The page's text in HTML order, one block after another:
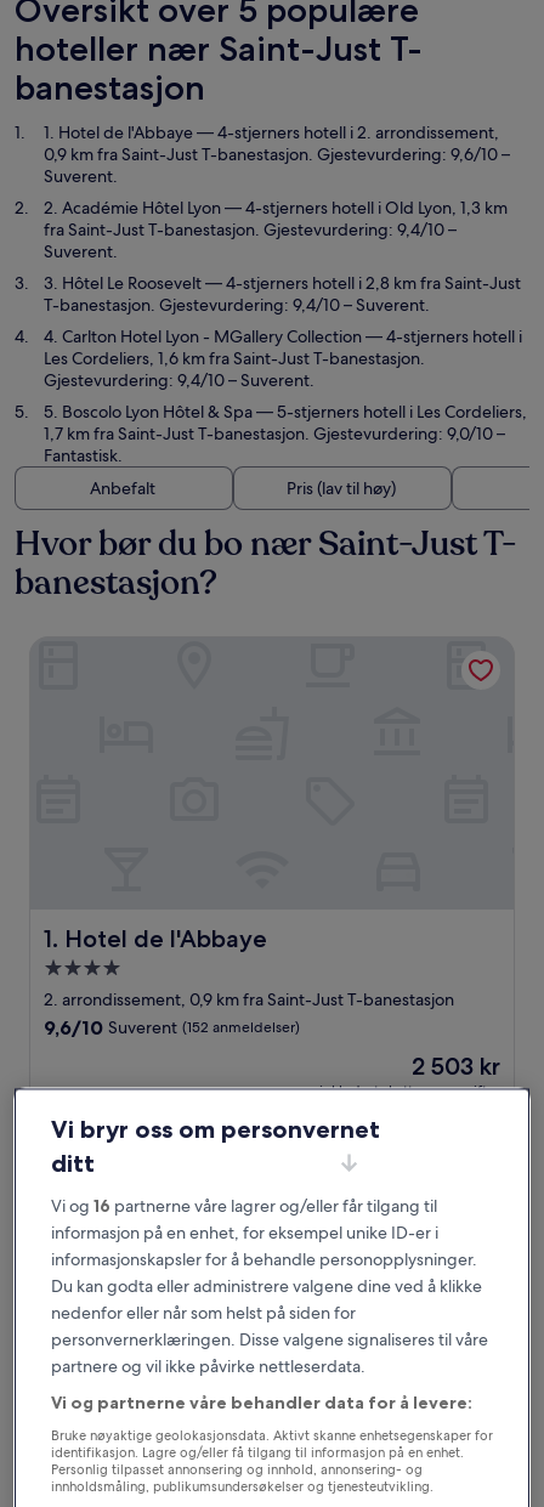
Oversikt over 5 populære
hoteller nær Saint-Just T-
banestasjon
1. Hotel de l'Abbaye— 4-stjerners hotell i 2. arrondissement,
0,9 km fra Saint-Just T-banestasjon. Gjestevurdering: 9,6/10 –
Suverent.
2. Académie Hôtel Lyon— 4-stjerners hotell i Old Lyon, 1,3 km
fra Saint-Just T-banestasjon. Gjestevurdering: 9,4/10 –
Suverent.
3. Hôtel Le Roosevelt— 4-stjerners hotell i 2,8 km fra Saint-Just
T-banestasjon. Gjestevurdering: 9,4/10 – Suverent.
4. Carlton Hotel Lyon - MGallery Collection— 4-stjerners hotell i
Les Cordeliers, 1,6 km fra Saint-Just T-banestasjon.
Gjestevurdering: 9,4/10 – Suverent.
5. Boscolo Lyon Hôtel & Spa— 5-stjerners hotell i Les Cordeliers,
1,7 km fra Saint-Just T-banestasjon. Gjestevurdering: 9,0/10 –
Fantastisk.
Anbefalt
Pris (lav til høy)
Hvor bør du bo nær Saint-Just T-
banestasjon?
1. Hotel de l'Abbaye
Hotel de l'Abbaye
Overnattingssted
med
4.0
2. arrondissement, 0,9 km fra Saint-Just T-banestasjon
9.6
Suverent,
anmeldelser)
9,6/10 Suverent (152 anmeldelser)
Prisen
er
2 503 kr
inkludert skatter og avgifter
2. Académie Hôtel Lyon
Académie Hôtel Lyon
Overnattingssted
Académie Hôtel Lyon
Vi bryr oss om personvernet
ditt
Vi og 16 partnerne våre lagrer og/eller får tilgang til
informasjon på en enhet, for eksempel unike ID-er i
informasjonskapsler for å behandle personopplysninger.
Du kan godta eller administrere valgene dine ved å klikke
nedenfor eller når som helst på siden for
personvernerklæringen. Disse valgene signaliseres til våre
partnere og vil ikke påvirke nettleserdata.
Vi og partnerne våre behandler data for å levere:
Bruke nøyaktige geolokasjonsdata. Aktivt skanne enhetsegenskaper for
identifikasjon. Lagre og/eller få tilgang til informasjon på en enhet.
Personlig tilpasset annonsering og innhold, annonsering- og
innholdsmåling, publikumsundersøkelser og tjenesteutvikling.